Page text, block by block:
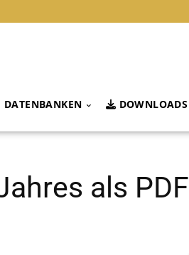
DATENBANKEN DOWNLOADS
als PDF